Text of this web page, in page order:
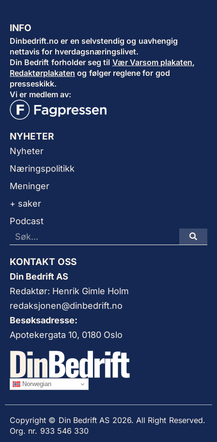
INFO
Dinbedrift.no er en selvstendig og uavhengig
nettavis for hverdagsnæringslivet.
Din Bedrift forholder seg til Vær Varsom plakaten,
Redaktørplakaten og følger reglene for god
presseskikk.
Vi er medlem av:
NYHETER
Nyheter
Næringspolitikk
Meninger
+ saker
Podcast
KONTAKT OSS
Din Bedrift AS
Redaktør: Henrik Gimle Holm
redaksjonen@dinbedrift.no
Besøksadresse:
Apotekergata 10, 0180 Oslo
Norwegian
Copyright © Din Bedrift AS 2026. All Right Reserved.
Org. nr. 933 546 330